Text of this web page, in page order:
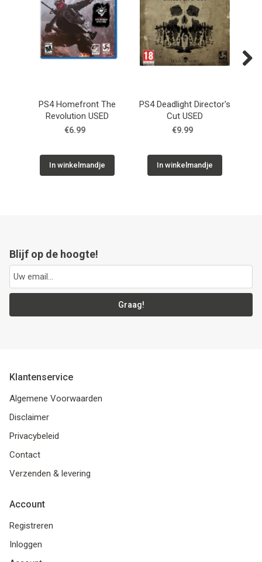
PS4 Homefront The
Revolution USED
€6.99
In winkelmandje
PS4 Deadlight Director's
Cut USED
€9.99
In winkelmandje
Blijf op de hoogte!
Graag!
Klantenservice
Algemene Voorwaarden
Disclaimer
Privacybeleid
Contact
Verzenden & levering
Account
Registreren
Inloggen